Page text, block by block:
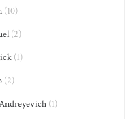
(10)
(2)
(1)
(2)
(1)